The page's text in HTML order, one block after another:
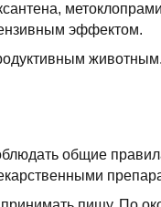
эффектом.
животным.
общие